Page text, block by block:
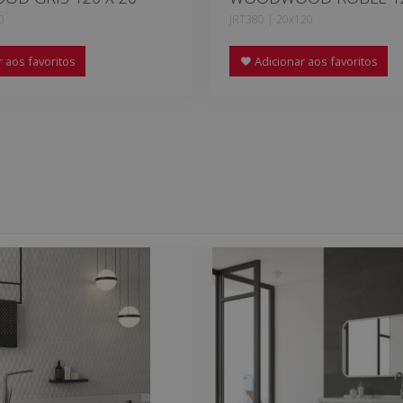
aos favoritos
JRT380 | 20x120
Adicionar aos favoritos